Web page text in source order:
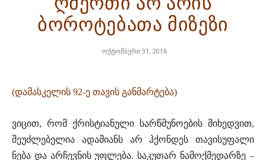
ბოროტებათა მიზეზი
ოქტომბერი 31, 2016
(დამასკელის 92-ე თავის განმარტება)
ვიცით, რომ ქრისტიანული სარწმუნოების მიხედვით,
შეუძლებელია ადამიანს არ ჰქონდეს თავისუფალი
ნება და არჩევნის უფლება. საკუთარ ნამოქმედარზე –